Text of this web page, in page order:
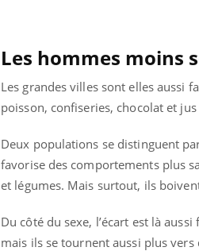
Les hommes moins
Les grandes villes sont elles aussi
poisson, confiseries, chocolat et
Deux populations se distinguent
favorise des comportements plus
et légumes. Mais surtout, ils
Du côté du sexe, l’écart est là
mais ils se tournent aussi plus